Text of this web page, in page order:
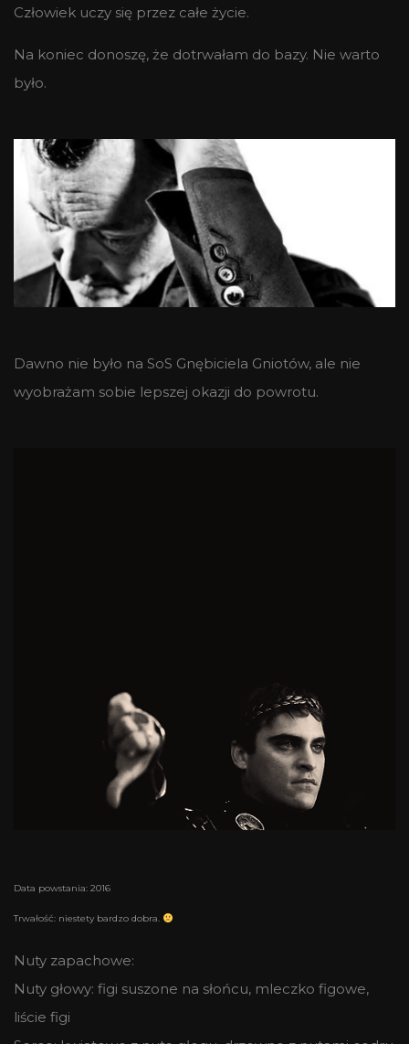
Człowiek uczy się przez całe życie.
Na koniec donoszę, że dotrwałam do bazy. Nie warto
było.
Dawno nie było na SoS Gnębiciela Gniotów, ale nie
wyobrażam sobie lepszej okazji do powrotu.
Data powstania: 2016
Trwałość: niestety bardzo dobra.
Nuty zapachowe:
Nuty głowy: figi suszone na słońcu, mleczko figowe,
liście figi